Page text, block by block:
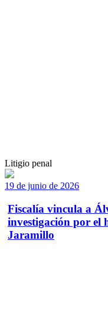
Litigio penal
19 de junio de 2026
Fiscalía vincula a
investigación por el
Jaramillo